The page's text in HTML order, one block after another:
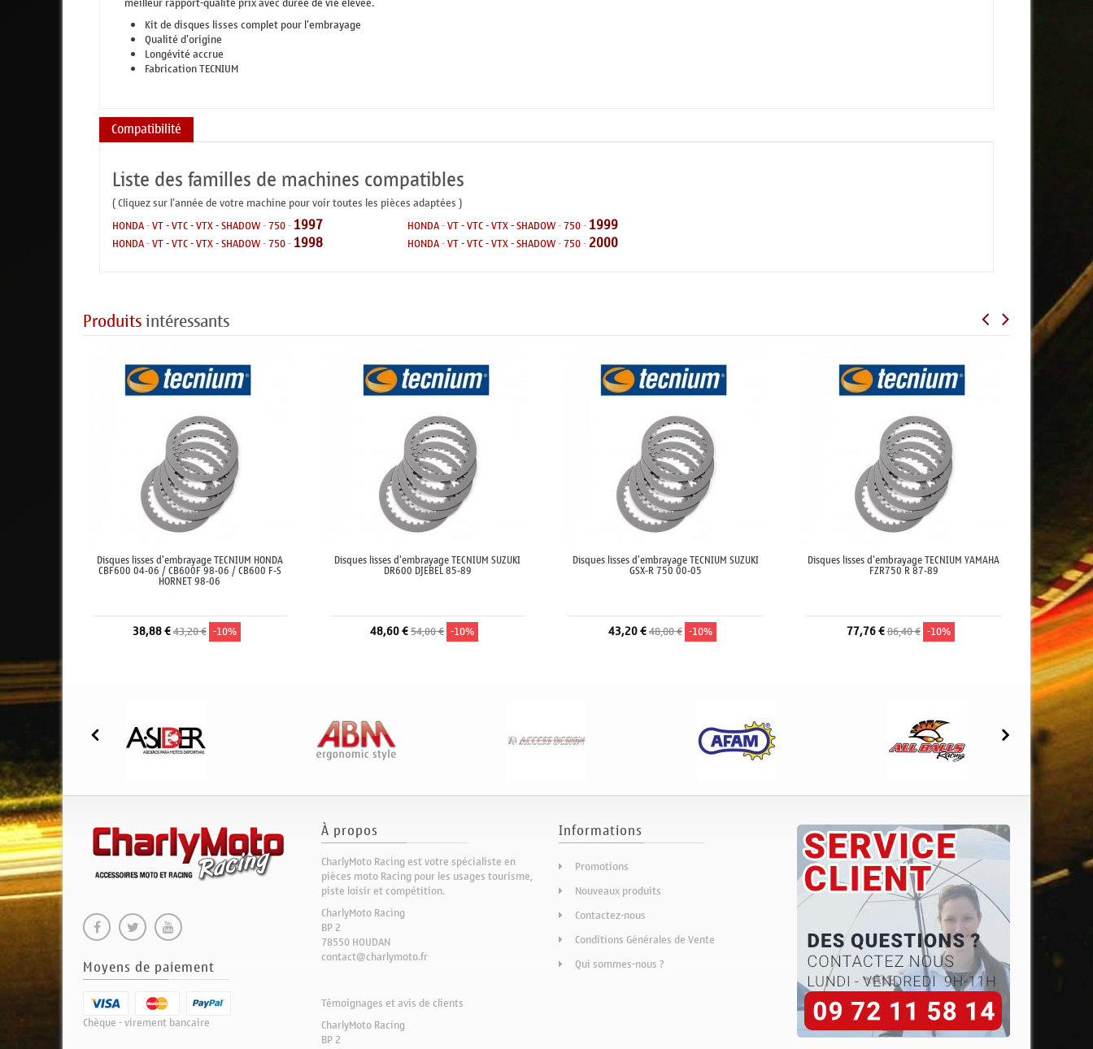
Kit de disques lisses complet pour l'embrayage
Qualité d'origine
Longévité accrue
Fabrication TECNIUM
Compatibilité
Liste des familles de machines compatibles
( Cliquez sur l'année de votre machine pour voir toutes les pièces adaptées )
HONDA-VT - VTC - VTX - SHADOW-750-1997
HONDA-VT - VTC - VTX - SHADOW-750-1998
HONDA-VT - VTC - VTX - SHADOW-750-1999
HONDA-VT - VTC - VTX - SHADOW-750-2000
Produitsintéressants
Disques lisses d'embrayage TECNIUM HONDA
CBF600 04-06 / CB600F 98-06 / CB600 F-S
HORNET 98-06
38,88 €43,20 € -10%
Disques lisses d'embrayage TECNIUM SUZUKI
DR600 DJEBEL 85-89
48,60 €54,00 € -10%
Disques lisses d'embrayage TECNIUM SUZUKI
GSX-R 750 00-05
43,20 €48,00 € -10%
Disques lisses d'embrayage TECNIUM YAMAHA
FZR750 R 87-89
77,76 €86,40 € -10%
Moyens de paiement
Chèque - virement bancaire
À propos
CharlyMoto Racing est votre spécialiste en
pièces moto Racing pour les usages tourisme,
piste loisir et compétition.
CharlyMoto Racing
BP 2
78550 HOUDAN
contact@charlymoto.fr
Témoignages et avis de clients
CharlyMoto Racing
BP 2
Informations
Promotions
Nouveaux produits
Contactez-nous
Conditions Générales de Vente
Qui sommes-nous ?